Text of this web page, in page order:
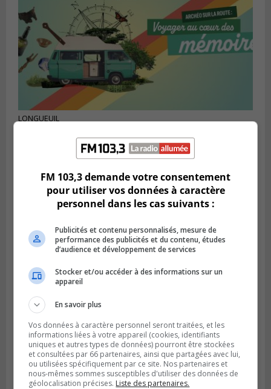
LONGUEUIL
Le Mois de l’archéologie bat son plein sur
la Rive-Sud de Montréal
SAINT-HUBERT
Publié le 3 août 2026 à 12h00
L’arrivée du marché saisonnier à Saint-
Hubert
FM 103,3 demande votre consentement
pour utiliser vos données à caractère
personnel dans les cas suivants :
Publicités et contenu personnalisés, mesure de
performance des publicités et du contenu, études
d’audience et développement de services
Stocker et/ou accéder à des informations sur un
appareil
En savoir plus
Vos données à caractère personnel seront traitées, et les
informations liées à votre appareil (cookies, identifiants
uniques et autres types de données) pourront être stockées
et consultées par 66 partenaires, ainsi que partagées avec lui,
ou utilisées spécifiquement par ce site. Nos partenaires et
nous-mêmes sommes susceptibles d'utiliser des données de
géolocalisation précises. Liste des partenaires.